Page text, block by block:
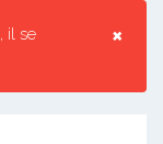
×
, il se